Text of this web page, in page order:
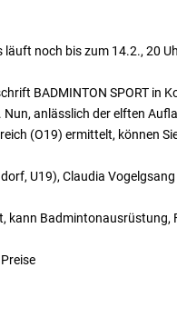
noch bis zum 14.2., 20
BADMINTON SPORT
Nun, anlässlich der elften
(O19) ermittelt, können
U19), Claudia
kann